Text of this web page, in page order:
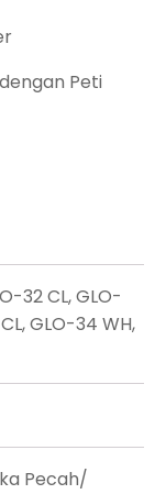
Peti
32 CL, GLO-
GLO-34 WH,
Pecah/